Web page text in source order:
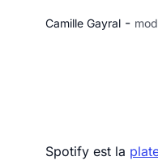
Camille Gayral -
Spotify est la